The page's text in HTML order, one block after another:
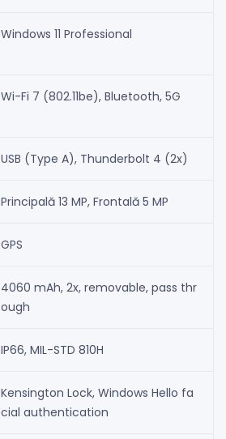
Windows 11 Professional
Wi-Fi 7 (802.11be), Bluetooth, 5G
USB (Type A), Thunderbolt 4 (2x)
Principală 13 MP, Frontală 5 MP
GPS
4060 mAh, 2x, removable, pass thr
ough
IP66, MIL-STD 810H
Kensington Lock, Windows Hello fa
cial authentication